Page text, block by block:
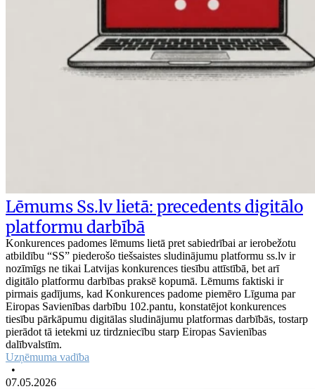
Lēmums Ss.lv lietā: precedents digitālo
platformu darbībā
Konkurences padomes lēmums lietā pret sabiedrībai ar ierobežotu
atbildību “SS” piederošo tiešsaistes sludinājumu platformu ss.lv ir
nozīmīgs ne tikai Latvijas konkurences tiesību attīstībā, bet arī
digitālo platformu darbības praksē kopumā. Lēmums faktiski ir
pirmais gadījums, kad Konkurences padome piemēro Līguma par
Eiropas Savienības darbību 102.pantu, konstatējot konkurences
tiesību pārkāpumu digitālas sludinājumu platformas darbībās, tostarp
pierādot tā ietekmi uz tirdzniecību starp Eiropas Savienības
dalībvalstīm.
Uzņēmuma vadība
•
07.05.2026